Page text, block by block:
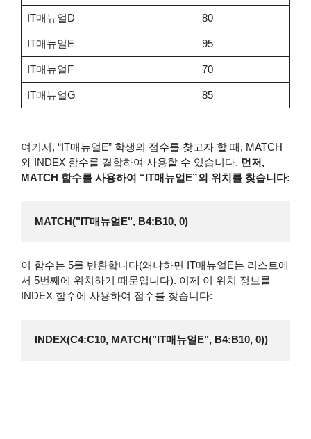
IT매뉴얼D 80
IT매뉴얼E 95
IT매뉴얼F 70
IT매뉴얼G 85
여기서, “IT매뉴얼E” 학생의 점수를 찾고자 할 때, MATCH
와 INDEX 함수를 결합하여 사용할 수 있습니다. 먼저,
MATCH 함수를 사용하여 “IT매뉴얼E”의 위치를 찾습니다:
MATCH("IT매뉴얼E", B4:B10, 0)
이 함수는 5를 반환합니다(왜냐하면 IT매뉴얼E는 리스트에
서 5번째에 위치하기 때문입니다). 이제 이 위치 정보를
INDEX 함수에 사용하여 점수를 찾습니다:
INDEX(C4:C10, MATCH("IT매뉴얼E", B4:B10, 0))